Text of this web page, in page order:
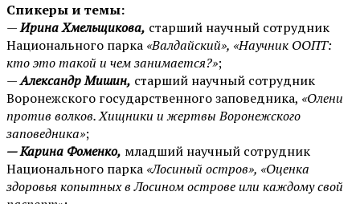
Спикеры и темы:
—Ирина Хмельщикова, старший научный сотрудник
Национального парка «Валдайский», «Научник ООПТ:
кто это такой и чем занимается?»;
—Александр Мишин, старший научный сотрудник
Воронежского государственного заповедника, «Олени
против волков. Хищники и жертвы Воронежского
заповедника»;
— Карина Фоменко, младший научный сотрудник
Национального парка «Лосиный остров», «Оценка
здоровья копытных в Лосином острове или каждому свой